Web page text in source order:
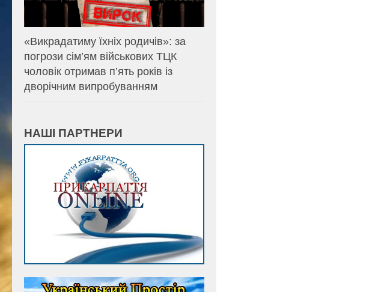
«Викрадатиму їхніх родичів»: за
погрози сім’ям військових ТЦК
чоловік отримав п’ять років із
дворічним випробуванням
НАШІ ПАРТНЕРИ